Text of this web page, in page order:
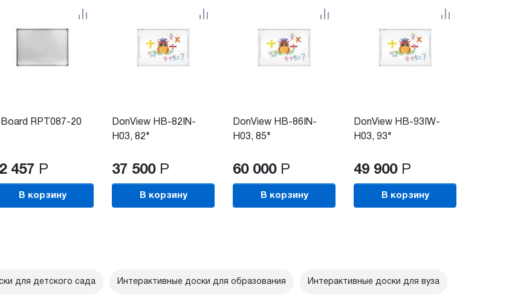
RPT087-20
457 Р
В корзину
DonView HB-82IN-
H03, 82"
37 500 Р
В корзину
DonView HB-86IN-
H03, 85"
60 000 Р
В корзину
DonView HB-93IW-
H03, 93"
49 900 Р
В корзину
для детского сада Интерактивные доски для образования Интерактивные доски для вуза